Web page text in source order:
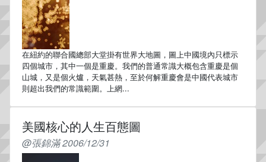
在紐約的聯合國總部大堂掛有世界大地圖，圖上中國境內只標示
四個城市，其中一個是重慶。我們的普通常識大概包含重慶是個
山城，又是個火爐，天氣甚熱，至於何解重慶會是中國代表城市
則超出我們的常識範圍。上網...
美國核心的人生百態圖
@張錦滿 2006/12/31